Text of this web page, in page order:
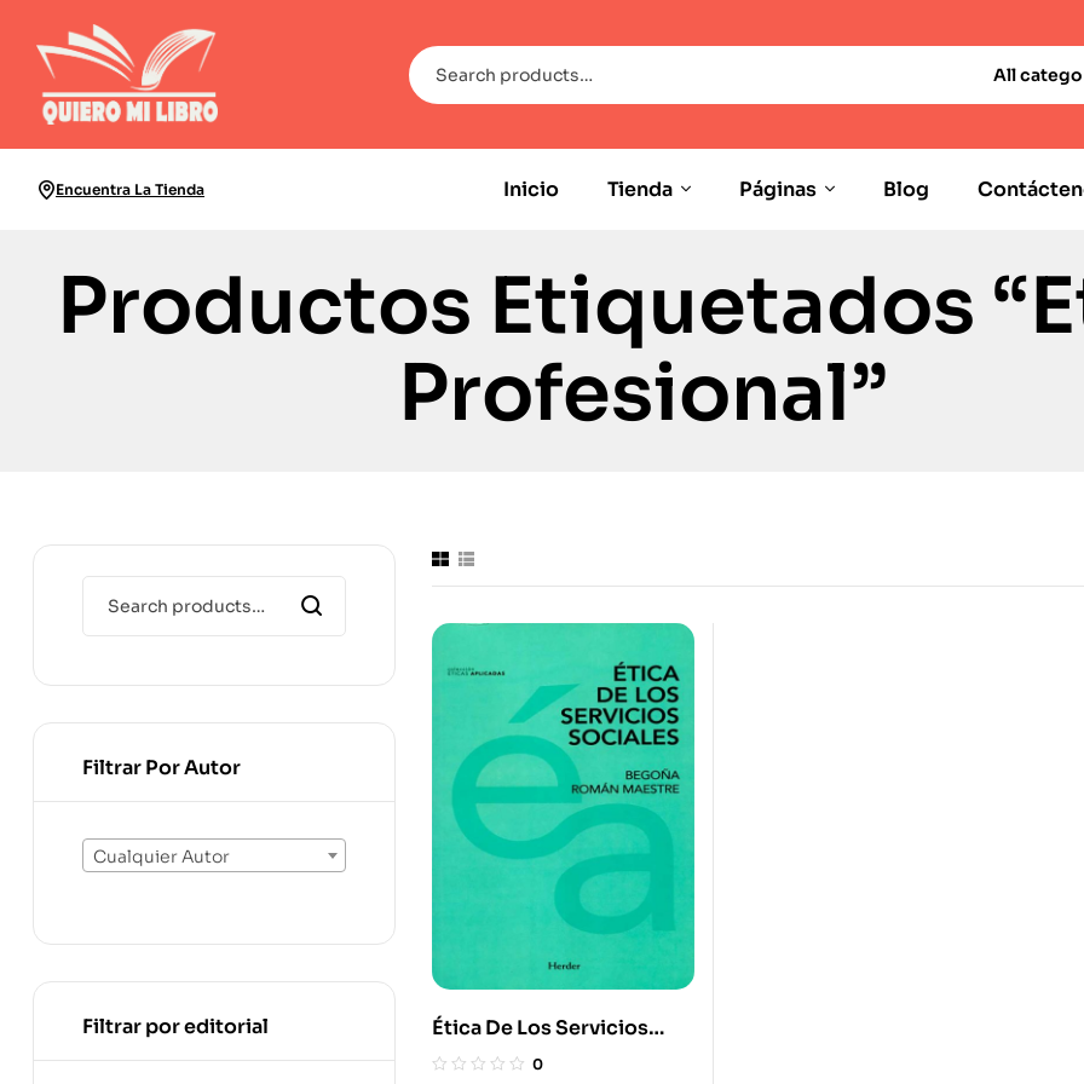
All
Encuentra La Tienda Inicio Tienda Páginas Blog
Productos Etiquetados
Profesional”
Ética De Los Servicios
Sociales
0
Filtrar Por Autor
Cualquier Autor
Filtrar por editorial